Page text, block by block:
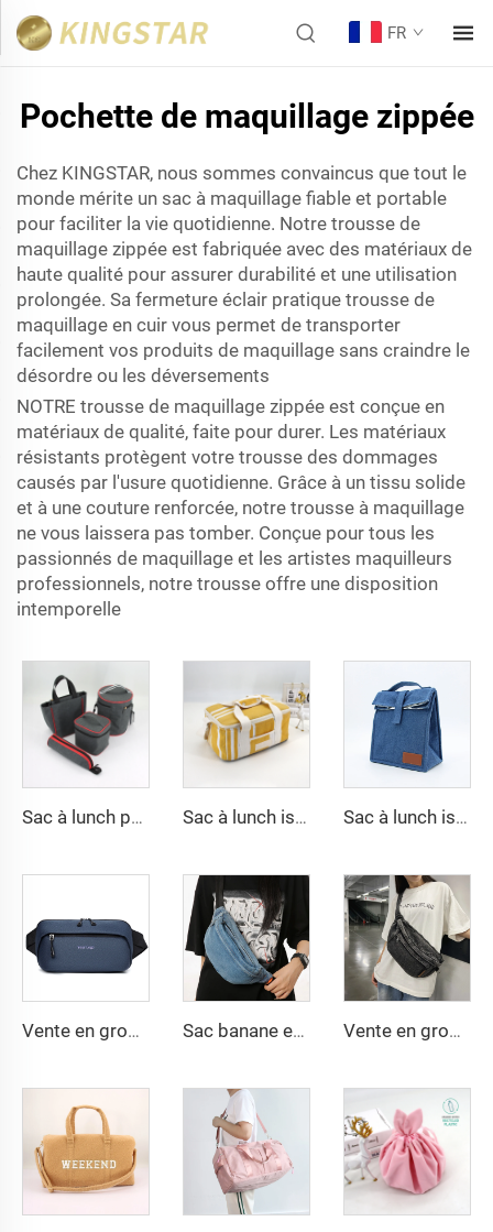
FR
Pochette de maquillage zippée
Chez KINGSTAR, nous sommes convaincus que tout le
monde mérite un sac à maquillage fiable et portable
pour faciliter la vie quotidienne. Notre trousse de
maquillage zippée est fabriquée avec des matériaux de
haute qualité pour assurer durabilité et une utilisation
prolongée. Sa fermeture éclair pratique trousse de
maquillage en cuir vous permet de transporter
facilement vos produits de maquillage sans craindre le
désordre ou les déversements
NOTRE trousse de maquillage zippée est conçue en
matériaux de qualité, faite pour durer. Les matériaux
résistants protègent votre trousse des dommages
causés par l'usure quotidienne. Grâce à un tissu solide
et à une couture renforcée, notre trousse à maquillage
ne vous laissera pas tomber. Conçue pour tous les
passionnés de maquillage et les artistes maquilleurs
professionnels, notre trousse offre une disposition
intemporelle
Sac à lunch personnalisé portable isotherme pour nourriture bière boîte sacs de transport réfrigérants de camping en plein air sacs isothermes pour pique-nique sacs cabas réfrigérants pour boissons Sac à lunch isolé en toile réutilisable écologique portable pour adultes avec fermeture éclair et bandoulière réglable pour femme sac cabas réfrigérant plage Sac à lunch isolé pour école, travail et bureau, à rouleau, boîte à lunch réutilisable, glacière thermique, contenant en forme de cabas pour adultes
Vente en gros OEM, sacoche taille en cuir végétal PU, sac poitrine, bandoulière, banane croisée Sac banane en jean bleu mode personnalisé, sacs taille en denim durables pour garçons et filles Vente en gros de sac bandoulière en denim, sac banane en jean délavé pour femme, sac à main en denim design de mode